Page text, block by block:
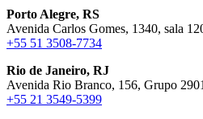
Porto Alegre, RS
Avenida Carlos Gomes, 1340, sala
+55 51 3508-7734
Rio de Janeiro, RJ
Avenida Rio Branco, 156, Grupo
+55 21 3549-5399